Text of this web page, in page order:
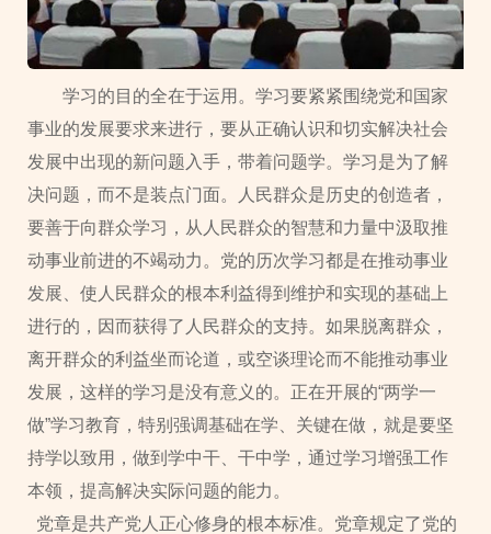
学习的目的全在于运用。学习要紧紧围绕党和国家
事业的发展要求来进行，要从正确认识和切实解决社会
发展中出现的新问题入手，带着问题学。学习是为了解
决问题，而不是装点门面。人民群众是历史的创造者，
要善于向群众学习，从人民群众的智慧和力量中汲取推
动事业前进的不竭动力。党的历次学习都是在推动事业
发展、使人民群众的根本利益得到维护和实现的基础上
进行的，因而获得了人民群众的支持。如果脱离群众，
离开群众的利益坐而论道，或空谈理论而不能推动事业
发展，这样的学习是没有意义的。正在开展的“两学一
做”学习教育，特别强调基础在学、关键在做，就是要坚
持学以致用，做到学中干、干中学，通过学习增强工作
本领，提高解决实际问题的能力。
党章是共产党人正心修身的根本标准。党章规定了党的